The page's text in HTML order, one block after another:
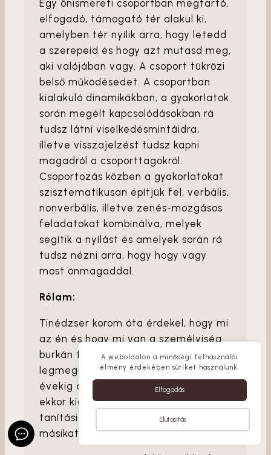
Egy önismereti csoportban megtartó,
elfogadó, támogató tér alakul ki,
amelyben tér nyílik arra, hogy letedd
a szerepeid és hogy azt mutasd meg,
aki valójában vagy. A csoport tükrözi
belső működésedet. A csoportban
kialakuló dinamikákban, a gyakorlatok
során megélt kapcsolódásokban rá
tudsz látni viselkedésmintáidra,
illetve visszajelzést tudsz kapni
magadról a csoporttagokról.
Csoportozás közben a gyakorlatokat
szisztematikusan építjük fel, verbális,
nonverbális, illetve zenés-mozgásos
feladatokat kombinálva, melyek
segítik a nyílást és amelyek során rá
tudsz nézni arra, hogy hogy vagy
most önmagaddal.
Rólam:
Tinédzser korom óta érdekel, hogy mi
az én és hogy mi van a személyiség
burkán túl. Utamon a
legmeghatározóbb tanítási rendszer
évekig a buddhizmus volt, de már
ekkor kialakult bennem, hogy egyik
tanítási rendszer nem zárja ki a
másikat, köztük és-és kapcsolat van.
A weboldalon a minőségi felhasználói
élmény érdekében sütiket használunk.
Elfogadás
Elutasítás